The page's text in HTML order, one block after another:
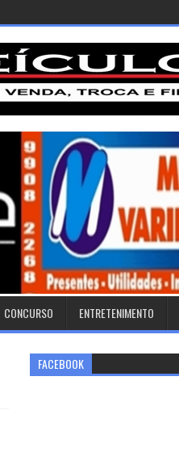
CONCURSO ENTRETENIMENTO
FACEBOOK